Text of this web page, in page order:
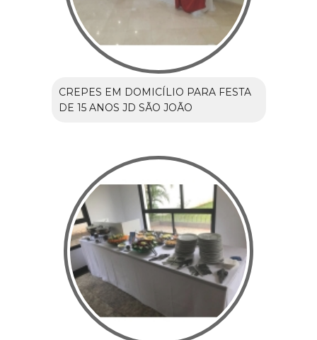
CREPES EM DOMICÍLIO PARA FESTA
DE 15 ANOS JD SÃO JOÃO